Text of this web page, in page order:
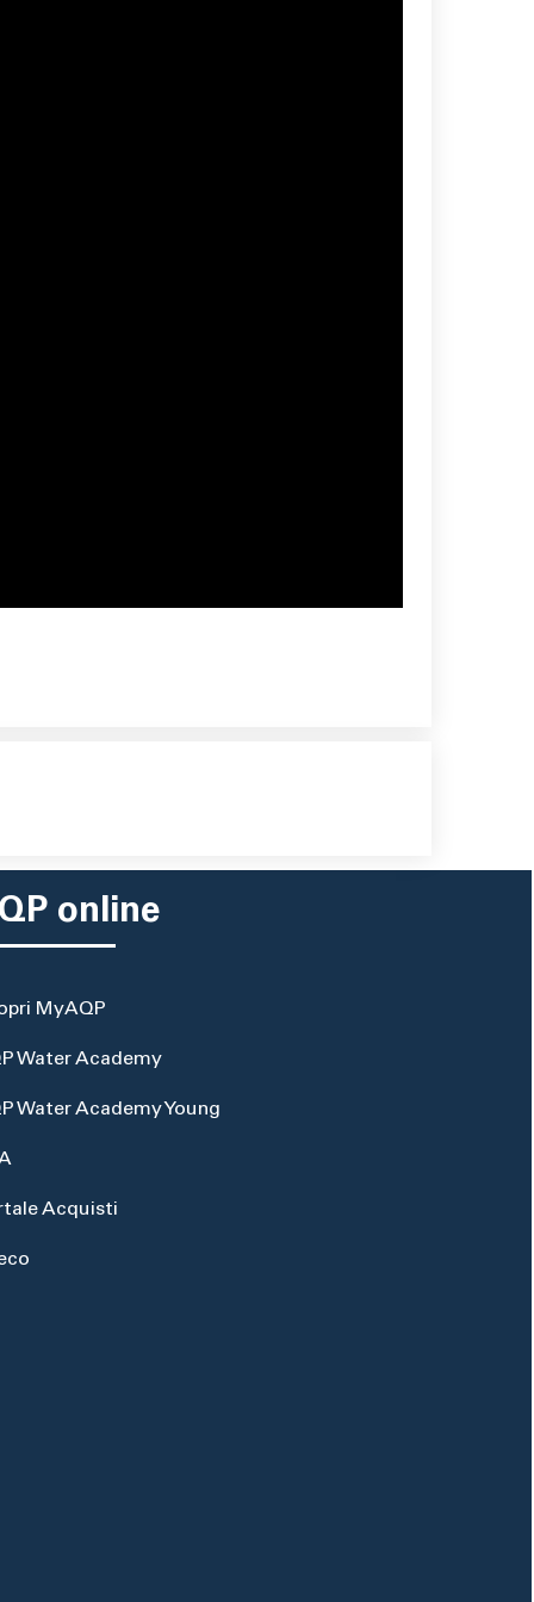
online
MyAQP
Water Academy
Water Academy Young
Acquisti